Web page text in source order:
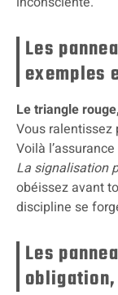
Les
exemples
Le triangle
Vous ralentissez
Voilà
La signalisation
obéissez avant
discipline se
Les